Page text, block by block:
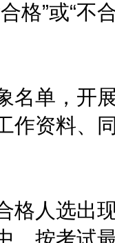
格”或“不
单，开展
作资料、
人选出现